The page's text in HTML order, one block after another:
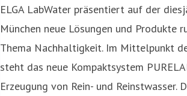
ELGA LabWater präsentiert auf der
München neue Lösungen und Produkte
Thema Nachhaltigkeit. Im Mittelpunkt
steht das neue Kompaktsystem
Erzeugung von Rein- und Reinstwasser.